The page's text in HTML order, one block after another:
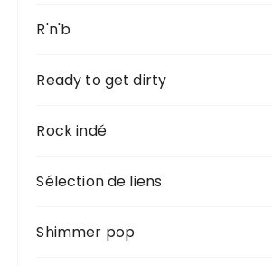
R'n'b
Ready to get dirty
Rock indé
Sélection de liens
Shimmer pop